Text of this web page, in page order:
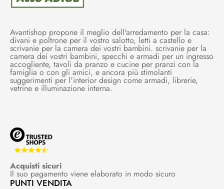
Avantishop propone il meglio dell'arredamento per la casa:
divani e poltrone per il vostro salotto, letti a castello e
scrivanie per la camera dei vostri bambini. scrivanie per la
camera dei vostri bambini, specchi e armadi per un ingresso
accogliente, tavoli da pranzo e cucine per pranzi con la
famiglia o con gli amici, e ancora più stimolanti
suggerimenti per l'interior design come armadi, librerie,
vetrine e illuminazione interna.
Acquisti sicuri
Il suo pagamento viene elaborato in modo sicuro
PUNTI VENDITA